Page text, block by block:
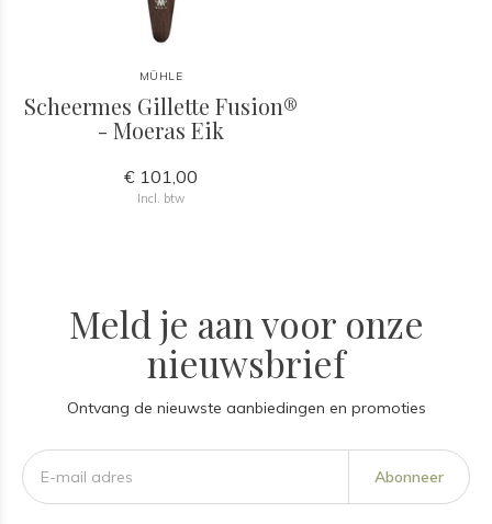
MÜHLE
Scheermes Gillette Fusion®
- Moeras Eik
€ 101,00
Incl. btw
Meld je aan voor onze
nieuwsbrief
Ontvang de nieuwste aanbiedingen en promoties
Abonneer